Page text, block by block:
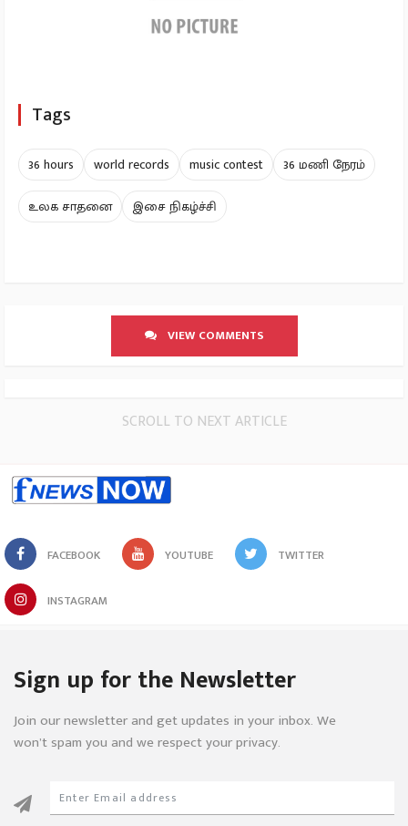
Tags
36 hours world records music contest
36 மணி நேரம்
உலக சாதனை
இசை நிகழ்ச்சி
VIEW COMMENTS
SCROLL TO NEXT ARTICLE
FACEBOOK YOUTUBE TWITTER
INSTAGRAM
Sign up for the Newsletter
Join our newsletter and get updates in your inbox. We
won’t spam you and we respect your privacy.